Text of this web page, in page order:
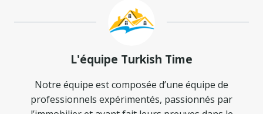
L'équipe Turkish Time
Notre équipe est composée d’une équipe de
professionnels expérimentés, passionnés par